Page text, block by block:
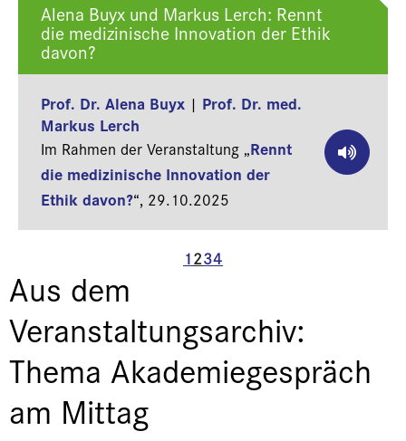
Alena Buyx und Markus Lerch: Rennt
die medizinische Innovation der Ethik
davon?
Prof. Dr. Alena Buyx | Prof. Dr. med.
Markus Lerch
Im Rahmen der Veranstaltung „Rennt
die medizinische Innovation der
Ethik davon?“, 29.10.2025
1234
Aus dem
Veranstaltungsarchiv:
Thema Akademiegespräch
am Mittag